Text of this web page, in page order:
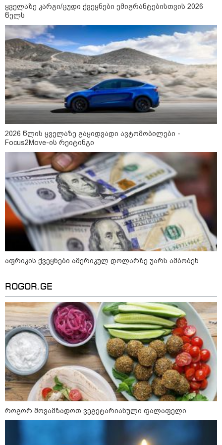
ნია იმნაძეს და ანასტასია
ბერუაშვილს ბრალდება
წარედგინათ - რამდენ წლიანი
პატიმრობა ემუქრებათ
არასრულწლოვნებს?
რა გახდა “სამგორის” მეტროში
სტუდენტის გარდაცვალების
მიზეზი - ცნობილია ექსპერტიზის
პასუხი
Faceამბები
10:58 / 06-08-2026
"დადგება დრო და თქვენი დღევანდელი
"პოსტაობა" საკუთარ თავთან
შეგარცხვენთ... თქვენი შეცდომა არის
დანაშაულის ტოლფასი" - ეკა კუპატაძე
ნანუკა ჟორჟოლიანს
ყველაზე კარგი/ცუდი ქვეყნები ემიგრანტებისთვის 2026
წელს
2026 წლის ყველაზე გაყიდვადი ავტომობილები -
Focus2Move-ის რეიტინგი
აფრიკის ქვეყნები ამერიკულ დოლარზე უარს ამბობენ
ROGOR.GE
როგორ მოვამზადოთ ვეგეტარიანული ფალაფელი